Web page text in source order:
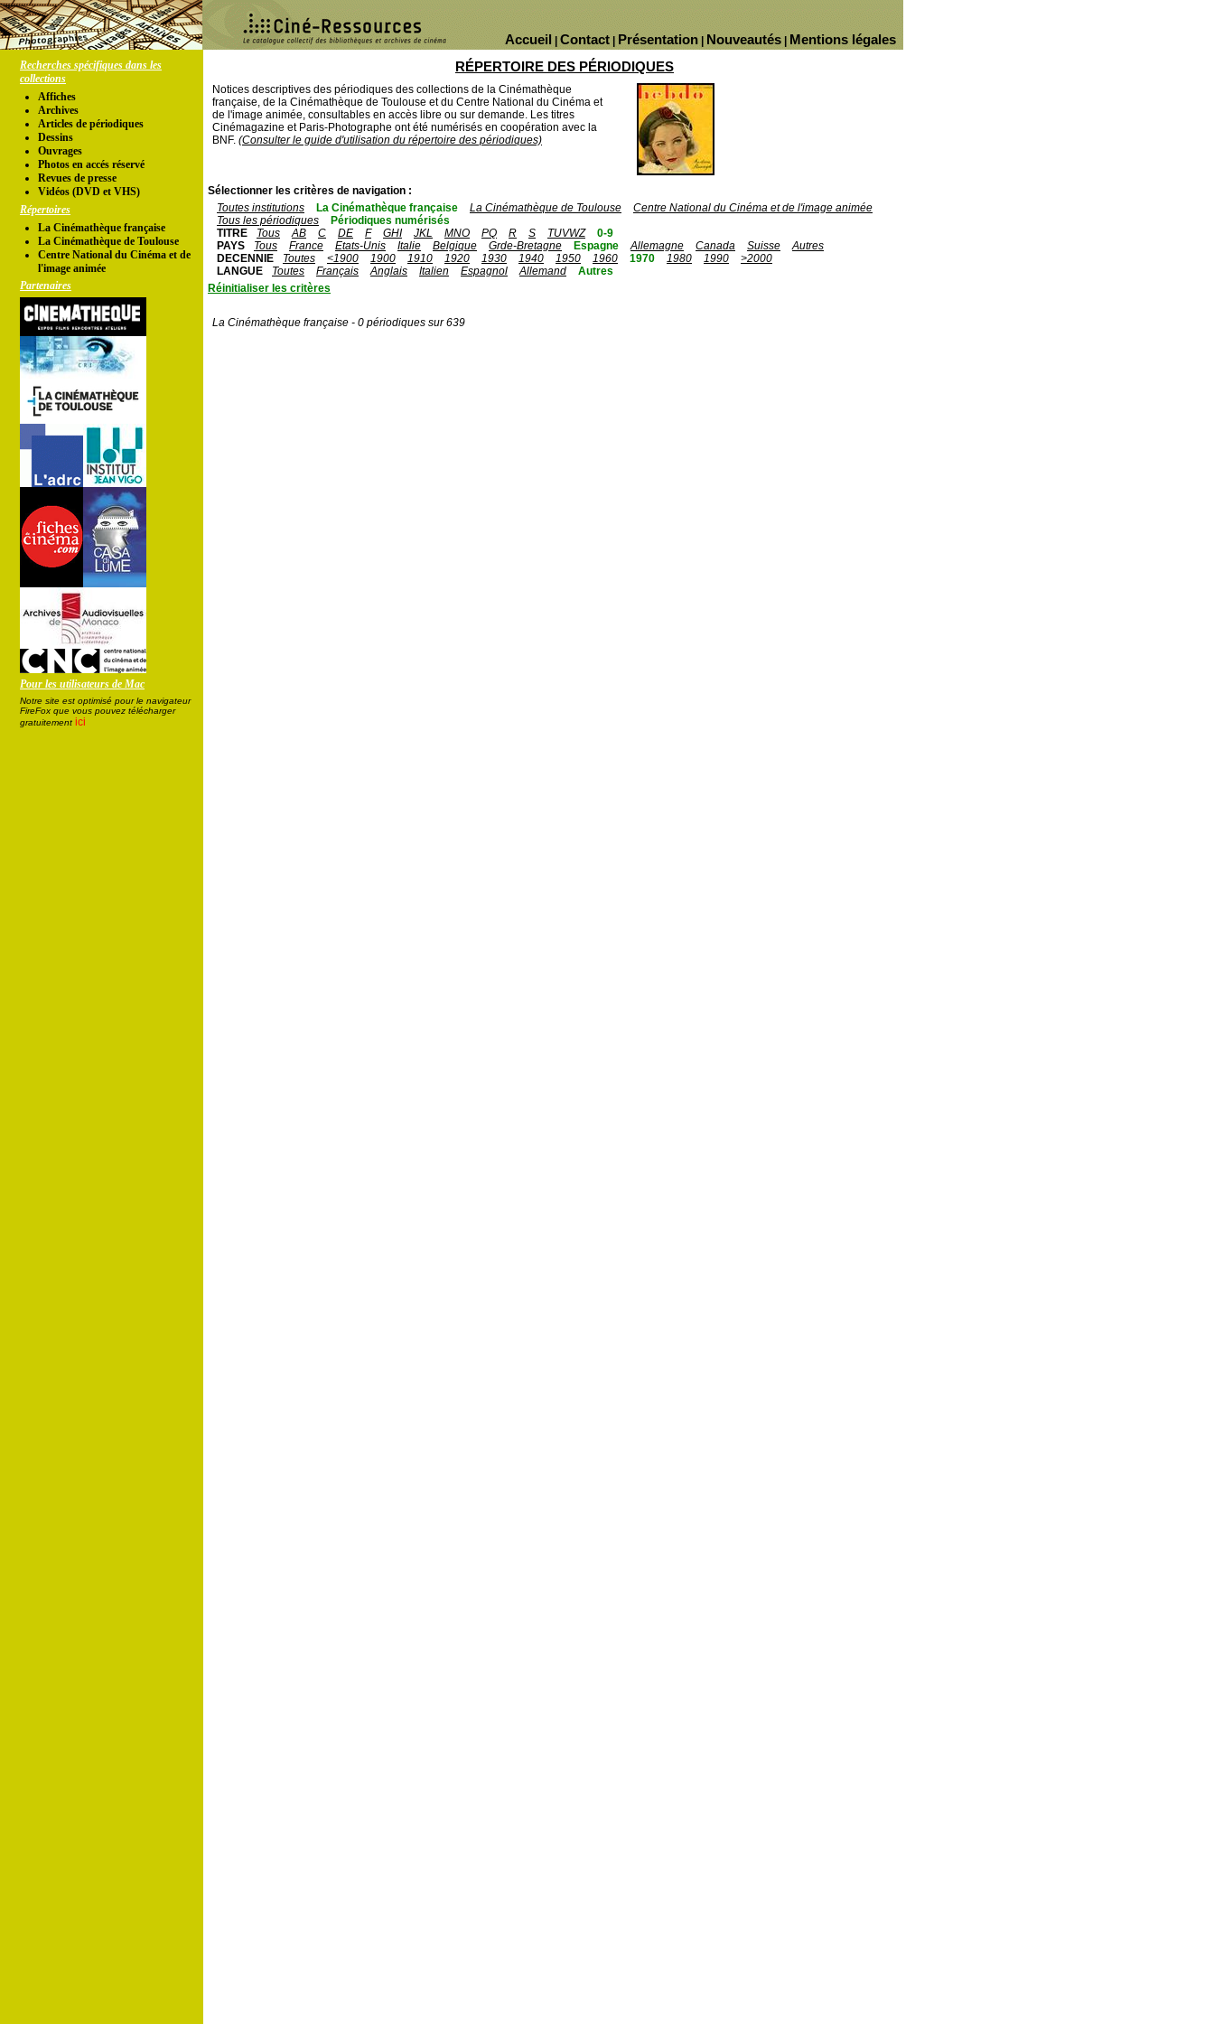
Mentions légales
Nouveautés
Présentation
Contact
Accueil
Recherches spécifiques dans les
collections
Affiches
Archives
Articles de périodiques
Dessins
Ouvrages
Photos en accés réservé
Revues de presse
Vidéos (DVD et VHS)
Répertoires
La Cinémathèque française
La Cinémathèque de Toulouse
Centre National du Cinéma et de
l'image animée
Partenaires
Pour les utilisateurs de Mac
Notre site est optimisé pour le navigateur
FireFox que vous pouvez télécharger
gratuitement ici
RÉPERTOIRE DES PÉRIODIQUES
Notices descriptives des périodiques des collections de la Cinémathèque
française, de la Cinémathèque de Toulouse et du Centre National du Cinéma et
de l'image animée, consultables en accès libre ou sur demande. Les titres
Cinémagazine et Paris-Photographe ont été numérisés en coopération avec la
BNF. (Consulter le guide d'utilisation du répertoire des périodiques)
Sélectionner les critères de navigation :
Toutes institutions
La Cinémathèque française La Cinémathèque de Toulouse
Centre National du Cinéma et de l'image animée
Tous les périodiques
Périodiques numérisés
TITRE
Tous AB C DE F GHI JKL MNO PQ R S TUVWZ
0-9
PAYS
Tous France Etats-Unis Italie Belgique Grde-Bretagne Espagne Allemagne Canada Suisse
Autres
DECENNIE
Toutes <1900 1900 1910 1920 1930 1940 1950 1960 1970 1980 1990
>2000
LANGUE
Toutes Français Anglais Italien Espagnol Allemand
Autres
Réinitialiser les critères
La Cinémathèque française - 0 périodiques sur 639